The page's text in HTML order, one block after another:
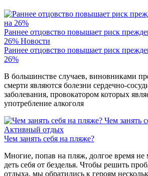
Раннее отцовство повышает риск
26% Новости
Раннее отцовство повышает риск
26%
В большинстве случаев, виновниками
смерти являются болезни сердечно-
заболевания, провокатором которых
употребление алкоголя
Чем занять
Активный отдых
Чем занять себя на пляже?
Многие, попав на пляж, долгое время не
деть себя от безделья. Чтобы решить
отдыха, мы обратились к героям